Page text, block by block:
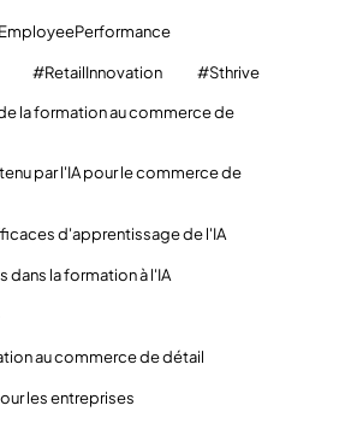
#RetailInnovation #Sthrive
la formation au commerce de
par l'IA pour le commerce de
d'apprentissage de l'IA
dans la formation à l'IA
au commerce de détail
les entreprises